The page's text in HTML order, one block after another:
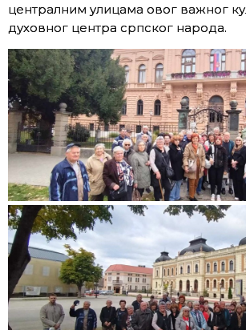
централним улицама овог важног
духовног центра српског народа.